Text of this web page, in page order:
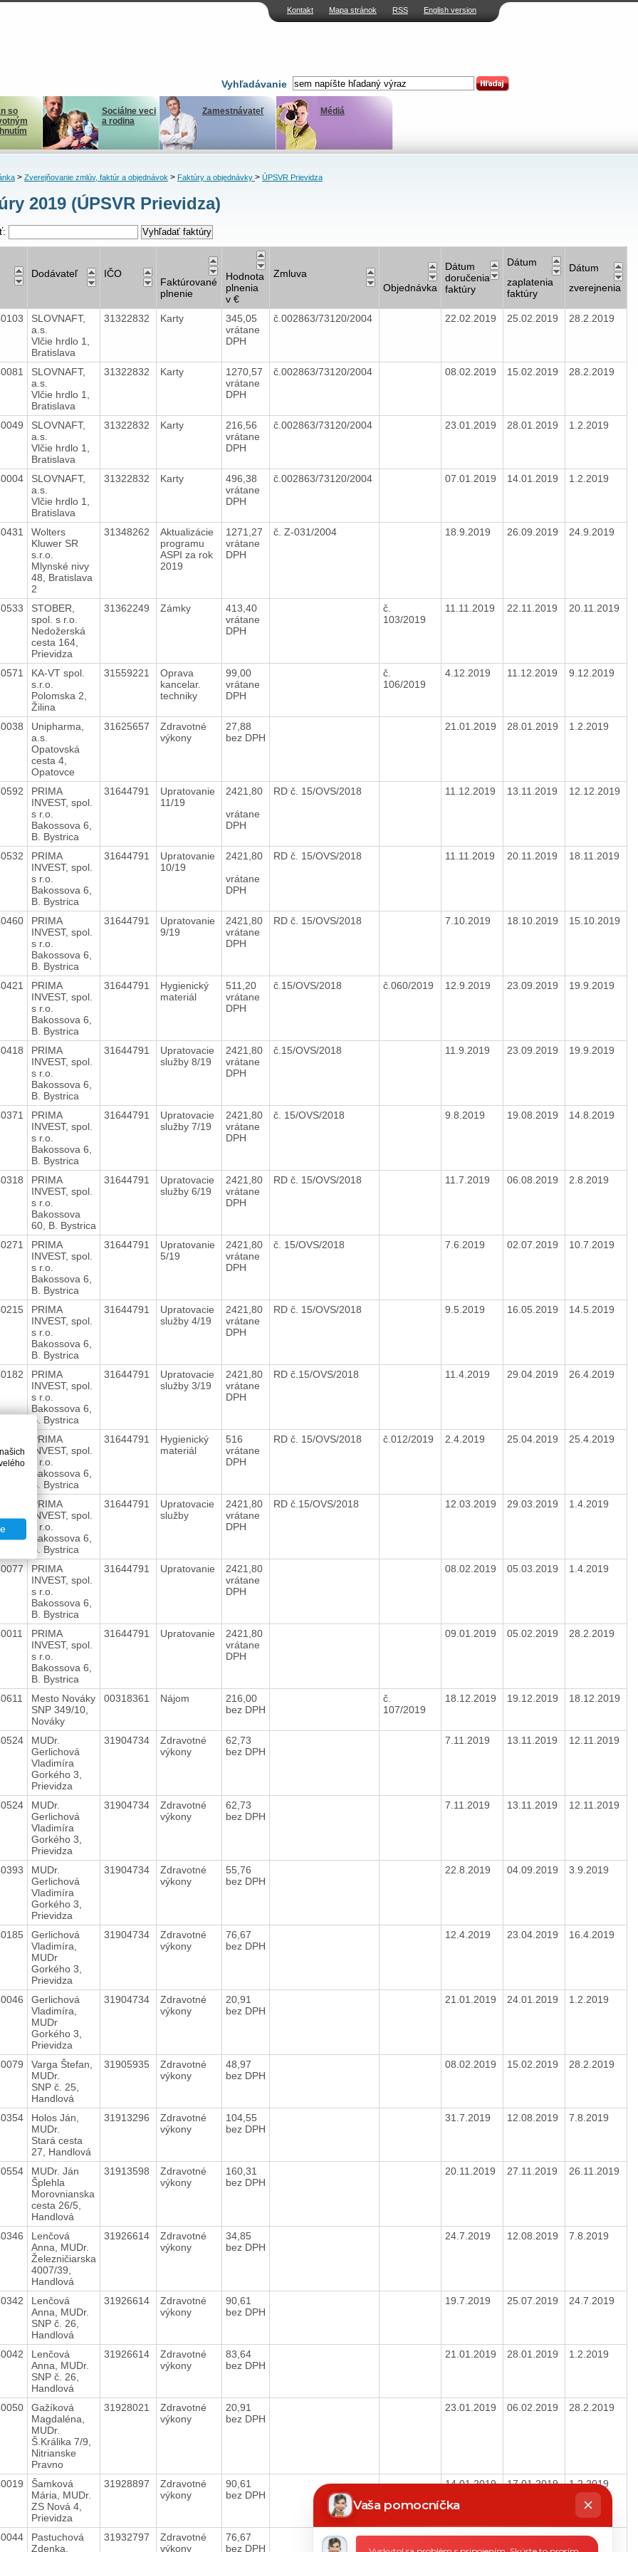
Kontakt Mapa stránok RSS English version
Vyhľadávanie
so
Sociálne veci
a rodina
Zamestnávateľ Médiá
> Zverejňovanie zmlúv, faktúr a objednávok> Faktúry a objednávky > ÚPSVR Prievidza
2019 (ÚPSVR Prievidza)
Dodávateľ IČO
Faktúrované
plnenie
Hodnota
plnenia
v €
Zmluva
Objednávka
Dátum
doručenia
faktúry
Dátum
zaplatenia
faktúry
Dátum
zverejnenia
SLOVNAFT,
a.s.
Vlčie hrdlo 1,
Bratislava
31322832 Karty
345,05
vrátane
DPH
č.002863/73120/2004 22.02.2019 25.02.2019 28.2.2019
SLOVNAFT,
a.s.
Vlčie hrdlo 1,
Bratislava
31322832 Karty
1270,57
vrátane
DPH
č.002863/73120/2004 08.02.2019 15.02.2019 28.2.2019
SLOVNAFT,
a.s.
Vlčie hrdlo 1,
Bratislava
31322832 Karty
216,56
vrátane
DPH
č.002863/73120/2004 23.01.2019 28.01.2019 1.2.2019
SLOVNAFT,
a.s.
Vlčie hrdlo 1,
Bratislava
31322832 Karty
496,38
vrátane
DPH
č.002863/73120/2004 07.01.2019 14.01.2019 1.2.2019
Wolters
Kluwer SR
s.r.o.
Mlynské nivy
48, Bratislava
2
31348262
Aktualizácie
programu
ASPI za rok
2019
1271,27
vrátane
DPH
č. Z-031/2004 18.9.2019 26.09.2019 24.9.2019
STOBER,
spol. s r.o.
Nedožerská
cesta 164,
Prievidza
31362249 Zámky
413,40
vrátane
DPH
č.
103/2019
11.11.2019 22.11.2019 20.11.2019
KA-VT spol.
s.r.o.
Polomska 2,
Žilina
31559221
Oprava
kancelar.
techniky
99,00
vrátane
DPH
č.
106/2019
4.12.2019 11.12.2019 9.12.2019
Unipharma,
a.s.
Opatovská
cesta 4,
Opatovce
31625657
Zdravotné
výkony
27,88
bez DPH
21.01.2019 28.01.2019 1.2.2019
PRIMA
INVEST, spol.
s r.o.
Bakossova 6,
B. Bystrica
31644791
Upratovanie
11/19
2421,80
vrátane
DPH
RD č. 15/OVS/2018 11.12.2019 13.11.2019 12.12.2019
PRIMA
INVEST, spol.
s r.o.
Bakossova 6,
B. Bystrica
31644791
Upratovanie
10/19
2421,80
vrátane
DPH
RD č. 15/OVS/2018 11.11.2019 20.11.2019 18.11.2019
PRIMA
INVEST, spol.
s r.o.
Bakossova 6,
B. Bystrica
31644791
Upratovanie
9/19
2421,80
vrátane
DPH
RD č. 15/OVS/2018 7.10.2019 18.10.2019 15.10.2019
PRIMA
INVEST, spol.
s r.o.
Bakossova 6,
B. Bystrica
31644791
Hygienický
materiál
511,20
vrátane
DPH
č.15/OVS/2018 č.060/2019 12.9.2019 23.09.2019 19.9.2019
PRIMA
INVEST, spol.
s r.o.
Bakossova 6,
B. Bystrica
31644791
Upratovacie
služby 8/19
2421,80
vrátane
DPH
č.15/OVS/2018 11.9.2019 23.09.2019 19.9.2019
PRIMA
INVEST, spol.
s r.o.
Bakossova 6,
B. Bystrica
31644791
Upratovacie
služby 7/19
2421,80
vrátane
DPH
č. 15/OVS/2018 9.8.2019 19.08.2019 14.8.2019
PRIMA
INVEST, spol.
s r.o.
Bakossova
60, B. Bystrica
31644791
Upratovacie
služby 6/19
2421,80
vrátane
DPH
RD č. 15/OVS/2018 11.7.2019 06.08.2019 2.8.2019
PRIMA
INVEST, spol.
s r.o.
Bakossova 6,
B. Bystrica
31644791
Upratovanie
5/19
2421,80
vrátane
DPH
č. 15/OVS/2018 7.6.2019 02.07.2019 10.7.2019
PRIMA
INVEST, spol.
s r.o.
Bakossova 6,
B. Bystrica
31644791
Upratovacie
služby 4/19
2421,80
vrátane
DPH
RD č. 15/OVS/2018 9.5.2019 16.05.2019 14.5.2019
PRIMA
INVEST, spol.
s r.o.
Bakossova 6,
B. Bystrica
31644791
Upratovacie
služby 3/19
2421,80
vrátane
DPH
RD č.15/OVS/2018 11.4.2019 29.04.2019 26.4.2019
PRIMA
INVEST, spol.
s r.o.
Bakossova 6,
B. Bystrica
31644791
Hygienický
materiál
516
vrátane
DPH
RD č. 15/OVS/2018 č.012/2019 2.4.2019 25.04.2019 25.4.2019
PRIMA
INVEST, spol.
s r.o.
Bakossova 6,
B. Bystrica
31644791
Upratovacie
služby
2421,80
vrátane
DPH
RD č.15/OVS/2018 12.03.2019 29.03.2019 1.4.2019
PRIMA
INVEST, spol.
s r.o.
Bakossova 6,
B. Bystrica
31644791 Upratovanie
2421,80
vrátane
DPH
08.02.2019 05.03.2019 1.4.2019
PRIMA
INVEST, spol.
s r.o.
Bakossova 6,
B. Bystrica
31644791 Upratovanie
2421,80
vrátane
DPH
09.01.2019 05.02.2019 28.2.2019
Mesto Nováky
SNP 349/10,
Nováky
00318361 Nájom
216,00
bez DPH
č.
107/2019
18.12.2019 19.12.2019 18.12.2019
MUDr.
Gerlichová
Vladimíra
Gorkého 3,
Prievidza
31904734
Zdravotné
výkony
62,73
bez DPH
7.11.2019 13.11.2019 12.11.2019
MUDr.
Gerlichová
Vladimíra
Gorkého 3,
Prievidza
31904734
Zdravotné
výkony
62,73
bez DPH
7.11.2019 13.11.2019 12.11.2019
MUDr.
Gerlichová
Vladimíra
Gorkého 3,
Prievidza
31904734
Zdravotné
výkony
55,76
bez DPH
22.8.2019 04.09.2019 3.9.2019
Gerlichová
Vladimíra,
MUDr
Gorkého 3,
Prievidza
31904734
Zdravotné
výkony
76,67
bez DPH
12.4.2019 23.04.2019 16.4.2019
Gerlichová
Vladimíra,
MUDr
Gorkého 3,
Prievidza
31904734
Zdravotné
výkony
20,91
bez DPH
21.01.2019 24.01.2019 1.2.2019
Varga Štefan,
MUDr.
SNP č. 25,
Handlová
31905935
Zdravotné
výkony
48,97
bez DPH
08.02.2019 15.02.2019 28.2.2019
Holos Ján,
MUDr.
Stará cesta
27, Handlová
31913296
Zdravotné
výkony
104,55
bez DPH
31.7.2019 12.08.2019 7.8.2019
MUDr. Ján
Šplehla
Morovnianska
cesta 26/5,
Handlová
31913598
Zdravotné
výkony
160,31
bez DPH
20.11.2019 27.11.2019 26.11.2019
Lenčová
Anna, MUDr.
Železničiarska
4007/39,
Handlová
31926614
Zdravotné
výkony
34,85
bez DPH
24.7.2019 12.08.2019 7.8.2019
Lenčová
Anna, MUDr.
SNP č. 26,
Handlová
31926614
Zdravotné
výkony
90,61
bez DPH
19.7.2019 25.07.2019 24.7.2019
Lenčová
Anna, MUDr.
SNP č. 26,
Handlová
31926614
Zdravotné
výkony
83,64
bez DPH
21.01.2019 28.01.2019 1.2.2019
Gažíková
Magdaléna,
MUDr.
Š.Králika 7/9,
Nitrianske
Pravno
31928021
Zdravotné
výkony
20,91
bez DPH
23.01.2019 06.02.2019 28.2.2019
Šamková
Mária, MUDr.
ZS Nová 4,
Prievidza
31928897
Zdravotné
výkony
90,61
bez DPH
14.01.2019 17.01.2019 1.2.2019
Pastuchová
Zdenka,
31932797
Zdravotné
výkony
76,67
bez DPH
21.01.2019 28.01.2019 1.2.2019
Vaša pomocníčka
Chatbot
píše